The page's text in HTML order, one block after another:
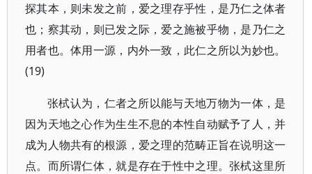
探其本，则未发之前，爱之理存乎性，是乃仁之体者
也；察其动，则已发之际，爱之施被乎物，是乃仁之
用者也。体用一源，内外一致，此仁之所以为妙也。
(19)
张栻认为，仁者之所以能与天地万物为一体，是
因为天地之心作为生生不息的本性自动赋予了人，并
成为人物共有的根源，爱之理的范畴正旨在说明这一
点。而所谓仁体，就是存在于性中之理。张栻这里所